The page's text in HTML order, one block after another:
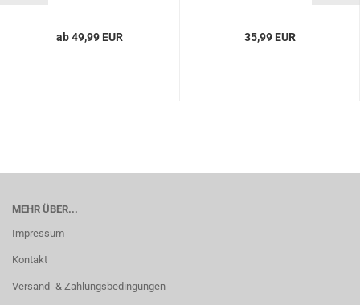
ab 49,99 EUR 35,99 EUR
MEHR ÜBER...
Impressum
Kontakt
Versand- & Zahlungsbedingungen